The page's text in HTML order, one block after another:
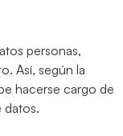
personas,
Así, según la
hacerse cargo de
datos.